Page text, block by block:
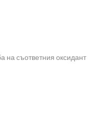
на съответния оксидант